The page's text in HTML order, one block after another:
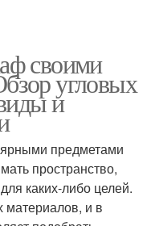
своими
угловых
и
предметами
пространство,
каких-либо целей.
материалов, и в